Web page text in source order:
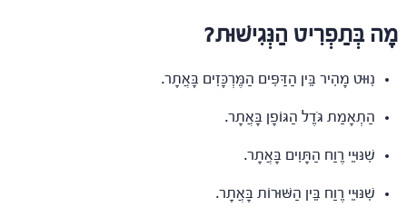
מָה בְּתַפְרִיט הַנְּגִישׁוּת?
נִוּוּט מָהִיר בֵּין הַדַּפִּים הַמֶּרְכָּזִים בָּאֲתָר.
הַתְאָמַת גֹּדֶל הַגּוֹפָן בָּאֲתָר.
שִׁנּוּיֵי רֶוַח הַתָּוִים בָּאֲתָר.
שִׁנּוּיֵי רֶוַח בֵּין הַשּׁוּרוֹת בָּאֲתָר.